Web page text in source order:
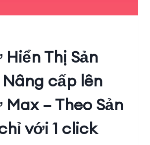
Hiển Thị Sản
Nâng cấp lên
Max – Theo Sản
với 1 click